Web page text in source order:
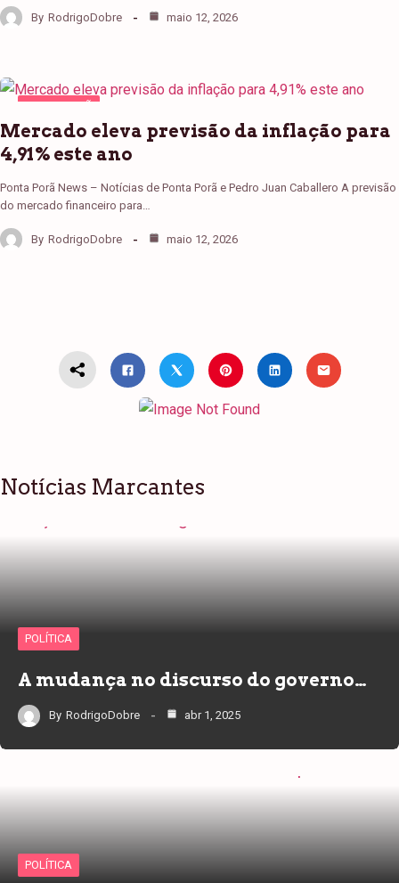
By RodrigoDobre maio 12, 2026
Mercado eleva previsão da inflação para
4,91% este ano
Ponta Porã News – Notícias de Ponta Porã e Pedro Juan Caballero A previsão
do mercado financeiro para…
By RodrigoDobre maio 12, 2026
Notícias Marcantes
POLÍTICA
A mudança no discurso do governo…
By RodrigoDobre abr 1, 2025
POLÍTICA